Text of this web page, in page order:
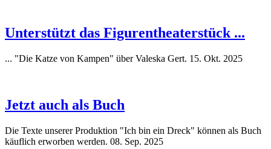
Unterstützt das Figurentheaterstück ...
... "Die Katze von Kampen" über Valeska Gert. 15. Okt. 2025
Jetzt auch als Buch
Die Texte unserer Produktion "Ich bin ein Dreck" können als Buch
käuflich erworben werden. 08. Sep. 2025